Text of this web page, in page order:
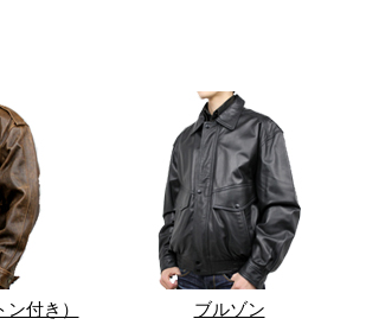
付き） ブルゾン